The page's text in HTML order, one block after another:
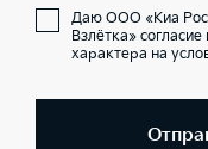
Даю ООО «Киа
Взлётка»
характера на